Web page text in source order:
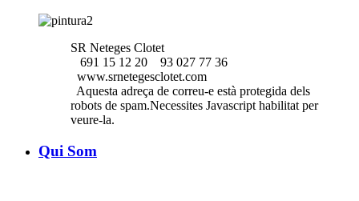
SR Neteges Clotet
691 15 12 20
93 027 77 36
www.srnetegesclotet.com
Aquesta adreça de correu-e està protegida dels
robots de spam.Necessites Javascript habilitat per
veure-la.
Qui Som